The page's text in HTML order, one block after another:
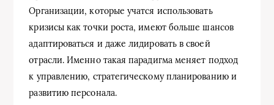
Организации, которые учатся использовать
кризисы как точки роста, имеют больше шансов
адаптироваться и даже лидировать в своей
отрасли. Именно такая парадигма меняет подход
к управлению, стратегическому планированию и
развитию персонала.